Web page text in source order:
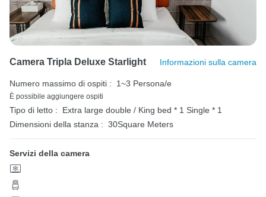
Camera Tripla Deluxe Starlight Informazioni sulla camera
Numero massimo di ospiti : 1~3 Persona/e
È possibile aggiungere ospiti
Tipo di letto : Extra large double / King bed * 1 Single * 1
Dimensioni della stanza : 30Square Meters
Servizi della camera